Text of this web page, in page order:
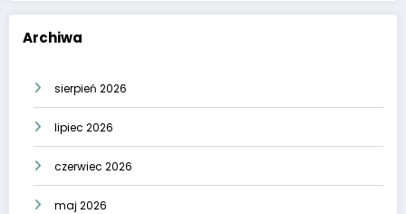
Archiwa
sierpień 2026
lipiec 2026
czerwiec 2026
maj 2026